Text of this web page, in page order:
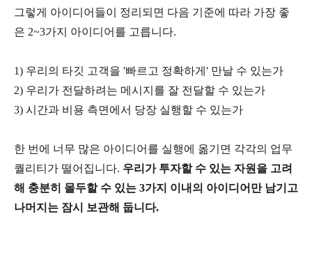
그렇게 아이디어들이 정리되면 다음 기준에 따라 가장 좋
은 2~3가지 아이디어를 고릅니다.
1) 우리의 타깃 고객을 '빠르고 정확하게' 만날 수 있는가
2) 우리가 전달하려는 메시지를 잘 전달할 수 있는가
3) 시간과 비용 측면에서 당장 실행할 수 있는가
한 번에 너무 많은 아이디어를 실행에 옮기면 각각의 업무
퀄리티가 떨어집니다. 우리가 투자할 수 있는 자원을 고려
해 충분히 몰두할 수 있는 3가지 이내의 아이디어만 남기고
나머지는 잠시 보관해 둡니다.